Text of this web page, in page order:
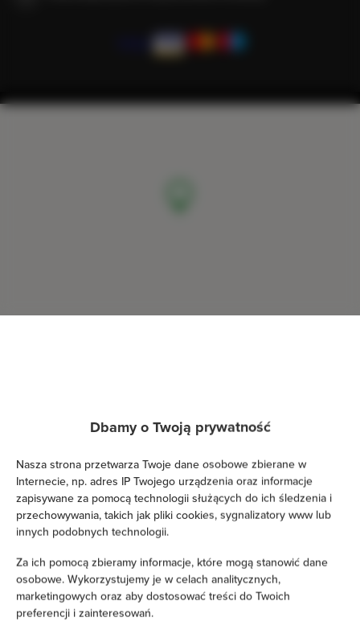
Zarezerwuj teraz
Udogodnienia
Klimatyzacja
Kuchnia
Lodówka
Dbamy o Twoją prywatność
Nasza strona przetwarza Twoje dane osobowe zbierane w
Internecie, np. adres IP Twojego urządzenia oraz informacje
zapisywane za pomocą technologii służących do ich śledzenia i
przechowywania, takich jak pliki cookies, sygnalizatory www lub
innych podobnych technologii.
Za ich pomocą zbieramy informacje, które mogą stanowić dane
osobowe. Wykorzystujemy je w celach analitycznych,
marketingowych oraz aby dostosować treści do Twoich
preferencji i zainteresowań.